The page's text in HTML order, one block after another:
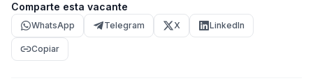
Comparte esta vacante
WhatsApp Telegram X LinkedIn
Copiar